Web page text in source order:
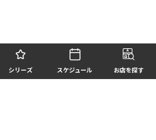
シリーズ スケジュール お店を探す